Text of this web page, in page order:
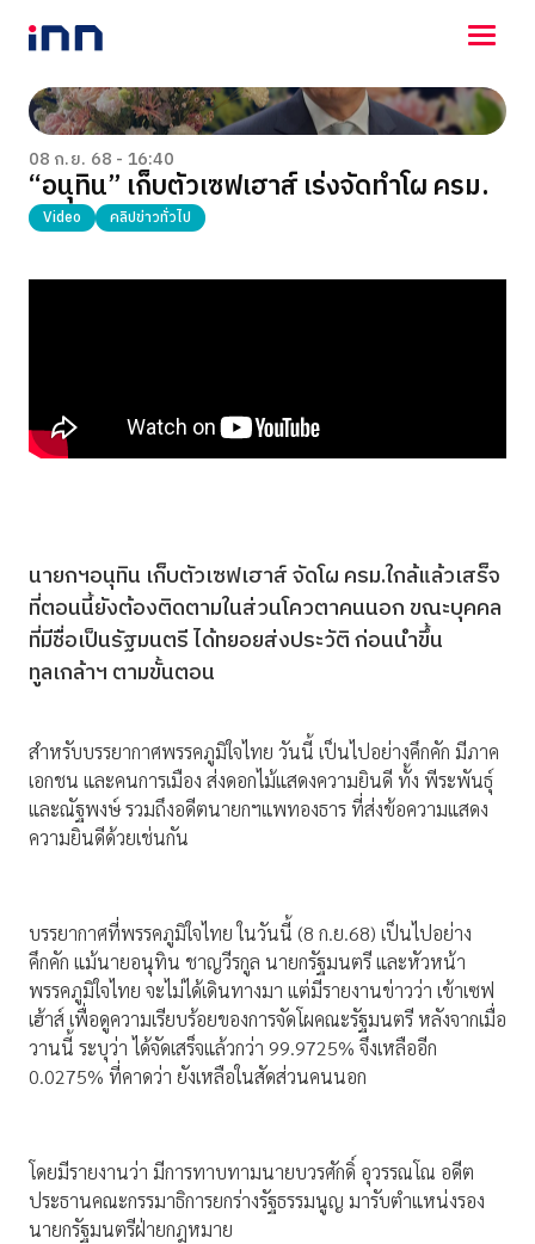
NEWS
ENTERTAINMENT
LIFESTYLE
HOROSCOPE
VIDEO
08 ก.ย. 68 - 16:40
“อนุทิน” เก็บตัวเซฟเฮาส์ เร่งจัดทำโผ ครม.
Video คลิปข่าวทั่วไป
นายกฯอนุทิน เก็บตัวเซฟเฮาส์ จัดโผ ครม.ใกล้แล้วเสร็จ
ที่ตอนนี้ยังต้องติดตามในส่วนโควตาคนนอก ขณะบุคคล
ที่มีชื่อเป็นรัฐมนตรี ได้ทยอยส่งประวัติ ก่อนนำขึ้น
ทูลเกล้าฯ ตามขั้นตอน
สำหรับบรรยากาศพรรคภูมิใจไทย วันนี้ เป็นไปอย่างคึกคัก มีภาค
เอกชน และคนการเมือง ส่งดอกไม้แสดงความยินดี ทั้ง พีระพันธุ์
และณัฐพงษ์ รวมถึงอดีตนายกฯแพทองธาร ที่ส่งข้อความแสดง
ความยินดีด้วยเช่นกัน
บรรยากาศที่พรรคภูมิใจไทย ในวันนี้ (8 ก.ย.68) เป็นไปอย่าง
คึกคัก แม้นายอนุทิน ชาญวีรกูล นายกรัฐมนตรี และหัวหน้า
พรรคภูมิใจไทย จะไม่ได้เดินทางมา แต่มีรายงานข่าวว่า เข้าเซฟ
เฮ้าส์ เพื่อดูความเรียบร้อยของการจัดโผคณะรัฐมนตรี หลังจากเมื่อ
วานนี้ ระบุว่า ได้จัดเสร็จแล้วกว่า 99.9725% จึงเหลืออีก
0.0275% ที่คาดว่า ยังเหลือในสัดส่วนคนนอก
โดยมีรายงานว่า มีการทาบทามนายบวรศักดิ์ อุวรรณโณ อดีต
ประธานคณะกรรมาธิการยกร่างรัฐธรรมนูญ มารับตำแหน่งรอง
นายกรัฐมนตรีฝ่ายกฎหมาย